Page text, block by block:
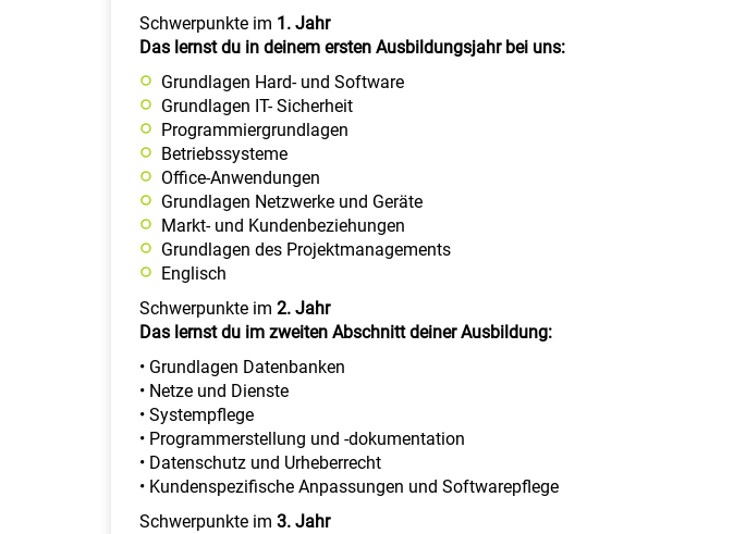
Schwerpunkte im 1. Jahr
Das lernst du in deinem ersten Ausbildungsjahr bei uns:
Grundlagen Hard- und Software
Grundlagen IT- Sicherheit
Programmiergrundlagen
Betriebssysteme
Office-Anwendungen
Grundlagen Netzwerke und Geräte
Markt- und Kundenbeziehungen
Grundlagen des Projektmanagements
Englisch
Schwerpunkte im 2. Jahr
Das lernst du im zweiten Abschnitt deiner Ausbildung:
• Grundlagen Datenbanken
• Netze und Dienste
• Systempflege
• Programmerstellung und -dokumentation
• Datenschutz und Urheberrecht
• Kundenspezifische Anpassungen und Softwarepflege
Schwerpunkte im 3. Jahr